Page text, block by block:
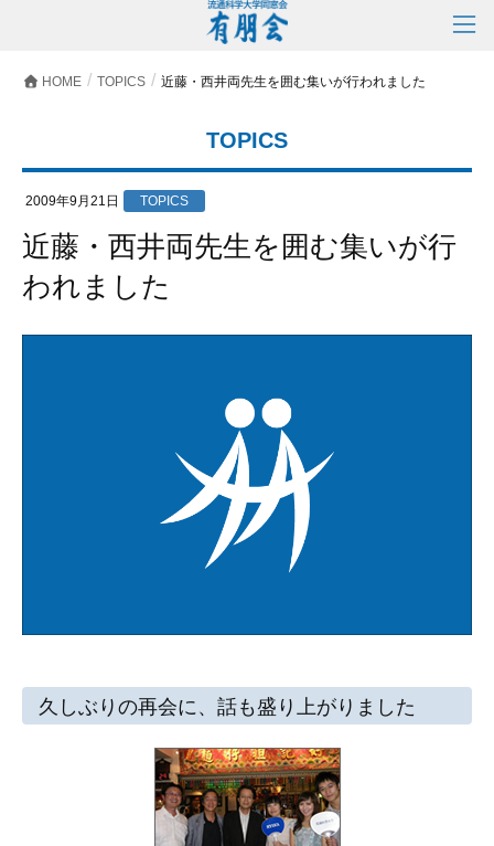
HOME TOPICS 近藤・西井両先生を囲む集いが行われました
TOPICS
2009年9月21日 TOPICS
近藤・西井両先生を囲む集いが行
われました
久しぶりの再会に、話も盛り上がりました